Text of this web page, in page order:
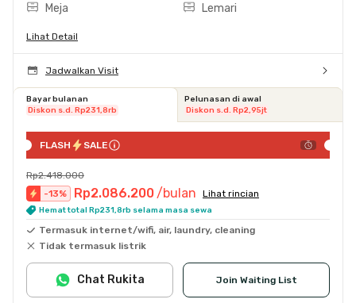
Meja
Lemari
Lihat Detail
Jadwalkan Visit
Bayar bulanan
Diskon s.d. Rp231,8rb
Pelunasan di awal
Diskon s.d. Rp2,95jt
FLASH SALE
Rp2.418.000
-13% Rp2.086.200 /bulan Lihat rincian
Hemat total Rp231,8rb selama masa sewa
Termasuk internet/wifi, air, laundry, cleaning
Tidak termasuk listrik
Join Waiting List
Chat Rukita